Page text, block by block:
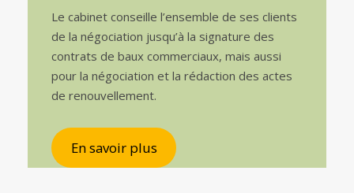
Le cabinet conseille l’ensemble de ses clients
de la négociation jusqu’à la signature des
contrats de baux commerciaux, mais aussi
pour la négociation et la rédaction des actes
de renouvellement.
En savoir plus